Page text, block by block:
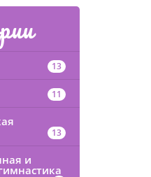
13
11
13
и